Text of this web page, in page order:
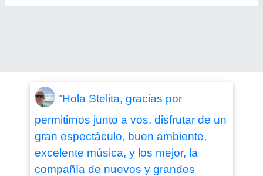
"Hola Stelita, gracias por
permitirnos junto a vos, disfrutar de un
gran espectáculo, buen ambiente,
excelente música, y los mejor, la
compañía de nuevos y grandes